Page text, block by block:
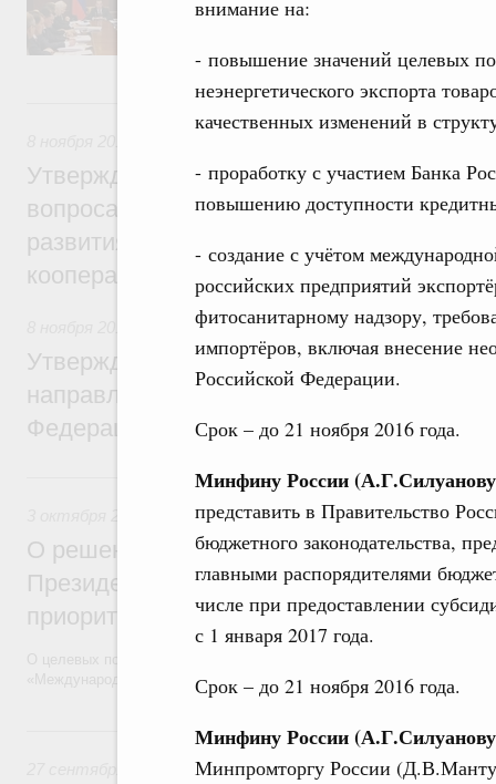
внимание на:
- повышение значений целевых
неэнергетического экспорта
качественных изменений в
- проработку с участием Банка
повышению доступности
- создание с учётом
российских предприятий
фитосанитарному надзору,
импортёров, включая внесение
Российской Федерации.
Срок – до 21 ноября 2016 года.
Минфину России
представить в Правительство
бюджетного законодательства,
главными распорядителями
числе при предоставлении
с 1 января 2017 года.
Срок – до 21 ноября 2016 года.
Минфину России
Минпромторгу России
«Международная кооперация и экспорт».
8 ноября 2016, вторник
Утвержден состав общественно-
вопросам основного направления
развития Российской Федерации
кооперация и экспорт»
Поддержка несырьевого экспорта
Утверждён состав проектного комитета
направлению стратегического развития
Федерации «Международная кооперация
3 октября 2016, понедельник
Поддержка несырьевого экспорта
О решениях по итогам заседания
Президенте России по стратегическому
приоритетным проектам
«Международная кооперация и экспорт», включая вопросы их
27 сентября 2016, вторник
Поддержка несырьевого экспорта